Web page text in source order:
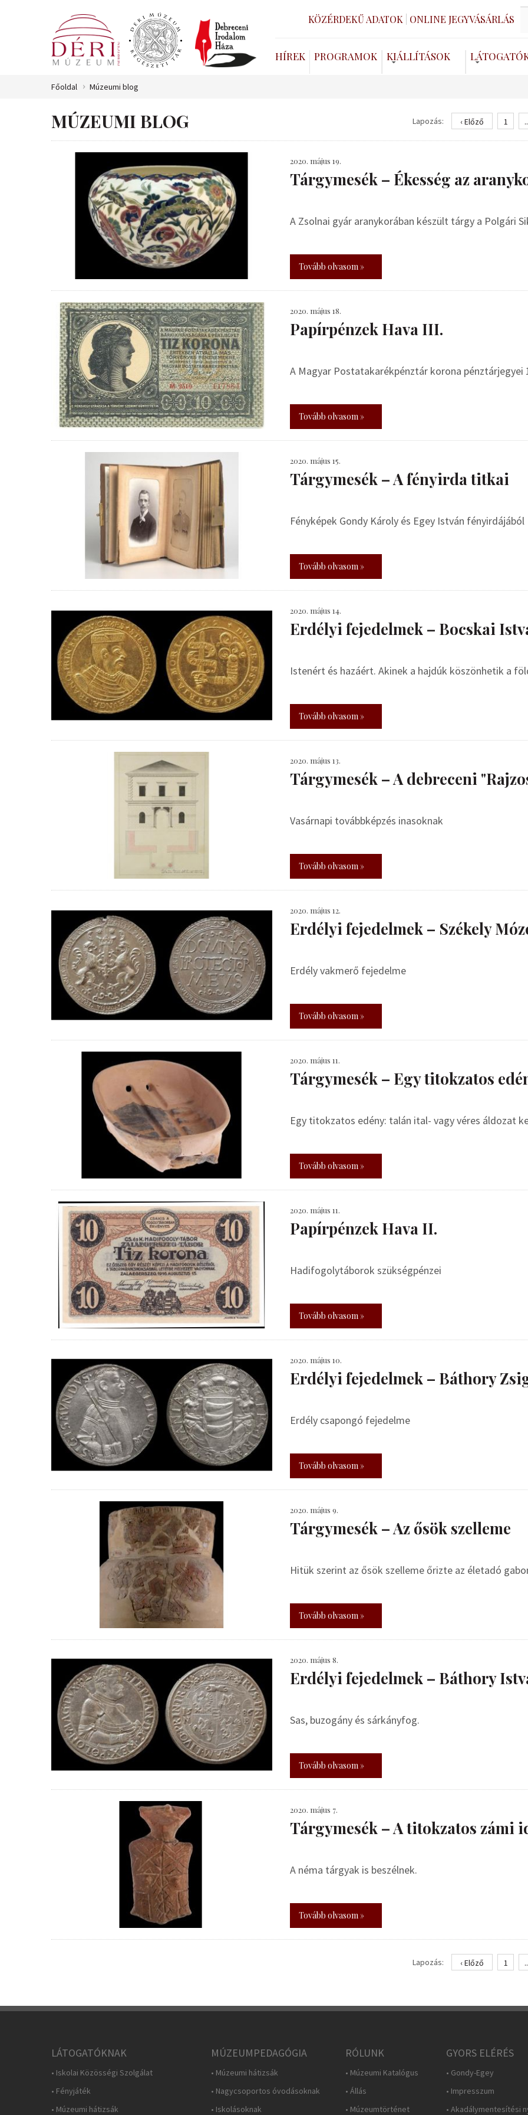
KÖZÉRDEKŰ ADATOK ONLINE JEGYVÁSÁRLÁS
HÍREK PROGRAMOK KIÁLLÍTÁSOK
Főoldal Múzeumi blog
MÚZEUMI BLOG Lapozás: ‹ Előző 1
2020. május 19.
Tárgymesék – Ékesség az
A Zsolnai gyár aranykorában készült tárgy a Polgári
Tovább olvasom »
2020. május 18.
Papírpénzek Hava III.
A Magyar Postatakarékpénztár korona pénztárjegyei
Tovább olvasom »
2020. május 15.
Tárgymesék – A fényirda titkai
Fényképek Gondy Károly és Egey István fényirdájából
Tovább olvasom »
2020. május 14.
Erdélyi fejedelmek – Bocskai
Istenért és hazáért. Akinek a hajdúk köszönhetik a
Tovább olvasom »
2020. május 13.
Tárgymesék – A debreceni
Vasárnapi továbbképzés inasoknak
Tovább olvasom »
2020. május 12.
Erdélyi fejedelmek – Székely
Erdély vakmerő fejedelme
Tovább olvasom »
2020. május 11.
Tárgymesék – Egy titokzatos
Egy titokzatos edény: talán ital- vagy véres áldozat
Tovább olvasom »
2020. május 11.
Papírpénzek Hava II.
Hadifogolytáborok szükségpénzei
Tovább olvasom »
2020. május 10.
Erdélyi fejedelmek – Báthory
Erdély csapongó fejedelme
Tovább olvasom »
2020. május 9.
Tárgymesék – Az ősök szelleme
Hitük szerint az ősök szelleme őrizte az életadó
Tovább olvasom »
2020. május 8.
Erdélyi fejedelmek – Báthory
Sas, buzogány és sárkányfog.
Tovább olvasom »
2020. május 7.
Tárgymesék – A titokzatos zámi
A néma tárgyak is beszélnek.
Tovább olvasom »
Lapozás: ‹ Előző 1
LÁTOGATÓKNAK
• Iskolai Közösségi Szolgálat
• Fényjáték
• Múzeumi hátizsák
MÚZEUMPEDAGÓGIA
• Múzeumi hátizsák
• Nagycsoportos óvodásoknak
• Iskolásoknak
RÓLUNK
• Múzeumi Katalógus
• Állás
• Múzeumtörténet
GYORS ELÉRÉS
• Gondy-Egey
• Impresszum
• Akadálymentesítési